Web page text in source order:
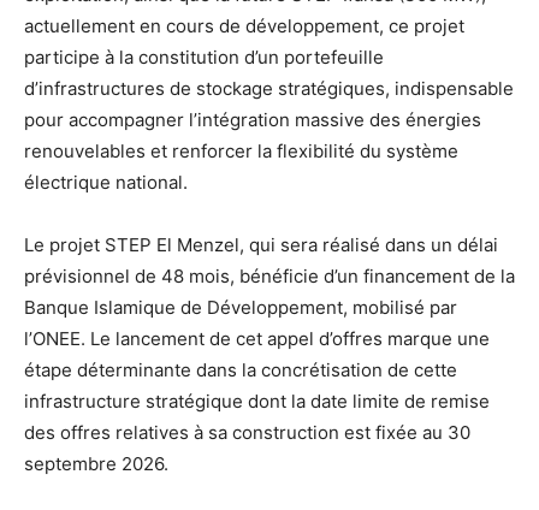
actuellement en cours de développement, ce projet
participe à la constitution d’un portefeuille
d’infrastructures de stockage stratégiques, indispensable
pour accompagner l’intégration massive des énergies
renouvelables et renforcer la flexibilité du système
électrique national.
Le projet STEP El Menzel, qui sera réalisé dans un délai
prévisionnel de 48 mois, bénéficie d’un financement de la
Banque Islamique de Développement, mobilisé par
l’ONEE. Le lancement de cet appel d’offres marque une
étape déterminante dans la concrétisation de cette
infrastructure stratégique dont la date limite de remise
des offres relatives à sa construction est fixée au 30
septembre 2026.